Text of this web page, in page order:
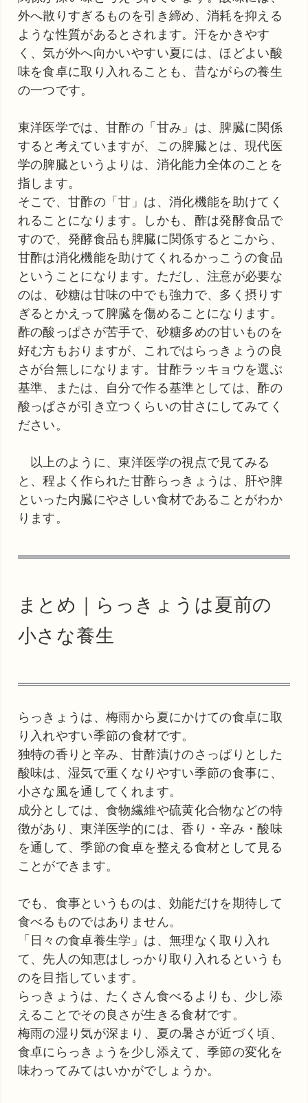
外へ散りすぎるものを引き締め、消耗を抑える
ような性質があるとされます。汗をかきやす
く、気が外へ向かいやすい夏には、ほどよい酸
味を食卓に取り入れることも、昔ながらの養生
の一つです。
東洋医学では、甘酢の「甘み」は、脾臓に関係
すると考えていますが、この脾臓とは、現代医
学の脾臓というよりは、消化能力全体のことを
指します。
そこで、甘酢の「甘」は、消化機能を助けてく
れることになります。しかも、酢は発酵食品で
すので、発酵食品も脾臓に関係するとこから、
甘酢は消化機能を助けてくれるかっこうの食品
ということになります。ただし、注意が必要な
のは、砂糖は甘味の中でも強力で、多く摂りす
ぎるとかえって脾臓を傷めることになります。
酢の酸っぱさが苦手で、砂糖多めの甘いものを
好む方もおりますが、これではらっきょうの良
さが台無しになります。甘酢ラッキョウを選ぶ
基準、または、自分で作る基準としては、酢の
酸っぱさが引き立つくらいの甘さにしてみてく
ださい。
以上のように、東洋医学の視点で見てみる
と、程よく作られた甘酢らっきょうは、肝や脾
といった内臓にやさしい食材であることがわか
ります。
まとめ｜らっきょうは夏前の
小さな養生
らっきょうは、梅雨から夏にかけての食卓に取
り入れやすい季節の食材です。
独特の香りと辛み、甘酢漬けのさっぱりとした
酸味は、湿気で重くなりやすい季節の食事に、
小さな風を通してくれます。
成分としては、食物繊維や硫黄化合物などの特
徴があり、東洋医学的には、香り・辛み・酸味
を通して、季節の食卓を整える食材として見る
ことができます。
でも、食事というものは、効能だけを期待して
食べるものではありません。
「日々の食卓養生学」は、無理なく取り入れ
て、先人の知恵はしっかり取り入れるというも
のを目指しています。
らっきょうは、たくさん食べるよりも、少し添
えることでその良さが生きる食材です。
梅雨の湿り気が深まり、夏の暑さが近づく頃、
食卓にらっきょうを少し添えて、季節の変化を
味わってみてはいかがでしょうか。